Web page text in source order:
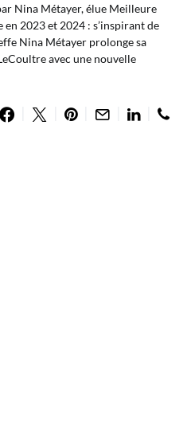
Nina Métayer, élue Meilleure
2023 et 2024 : s’inspirant de
Nina Métayer prolonge sa
avec une nouvelle